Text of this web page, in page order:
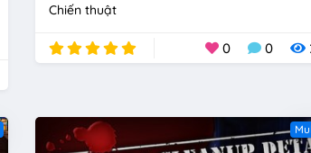
Chiến thuật
0 0